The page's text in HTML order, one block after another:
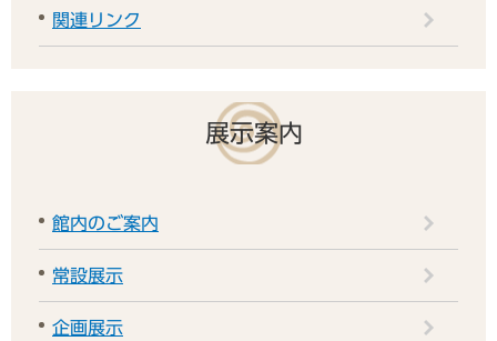
関連リンク
展示案内
館内のご案内
常設展示
企画展示